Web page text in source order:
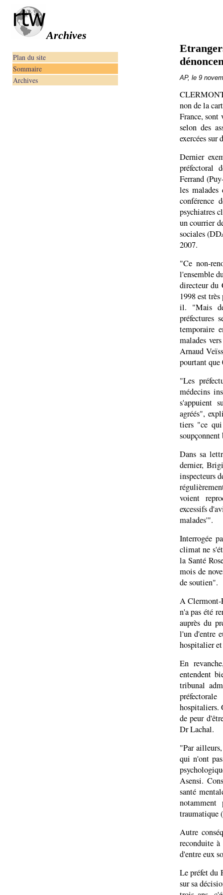
Archives
Plan du site
Sommaire
Archives
AP, le 9
non de la
France,
selon des
exercées sur
Dernier
préfectoral
Ferrand
les
conférence
psychiatres
un courrier
sociales
2007.
"Ce non-
l'ensemble
directeur du
1998 est
il. "Mais
préfectures
temporaire
malades
Arnaud
pourtant que
"Les
médecins
s'appuient
agréés",
tiers "ce qui
Dans sa
dernier,
inspecteurs
voient
excessifs
malades'".
Interrogée
climat ne
la Santé
mois de
de soutien".
A Clermont-
n'a pas été
auprès du
l'un d'entre
hospitalier
En
entendent
tribunal
hospitaliers.
de peur
Dr Lachal.
"Par
qui n'ont
Asensi.
santé
traumatique
Autre
reconduite
d'entre eux
Le préfet du
sur sa